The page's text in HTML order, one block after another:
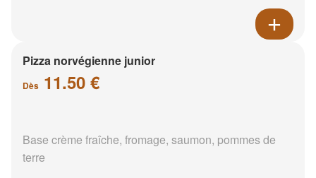
Pizza norvégienne junior
Dès 11.50 €
Base crème fraîche, fromage, saumon, pommes de
terre